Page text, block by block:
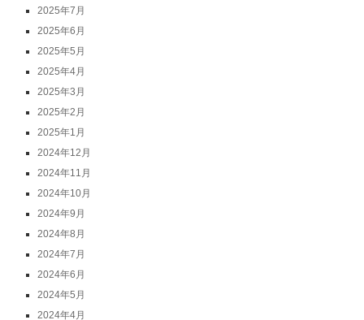
2025年7月
2025年6月
2025年5月
2025年4月
2025年3月
2025年2月
2025年1月
2024年12月
2024年11月
2024年10月
2024年9月
2024年8月
2024年7月
2024年6月
2024年5月
2024年4月